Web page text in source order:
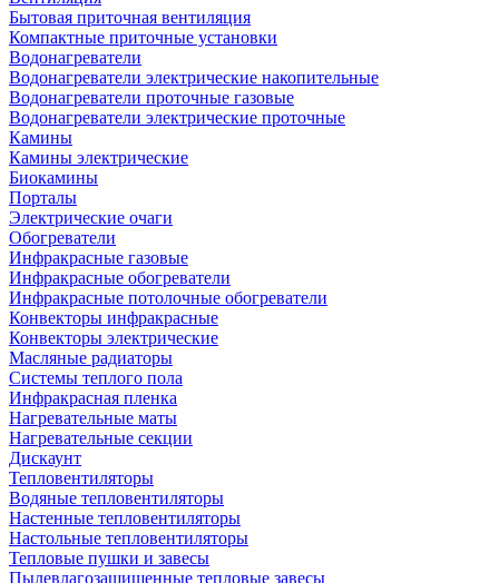
Бытовая приточная вентиляция
Компактные приточные установки
Водонагреватели
Водонагреватели электрические накопительные
Водонагреватели проточные газовые
Водонагреватели электрические проточные
Камины
Камины электрические
Биокамины
Порталы
Электрические очаги
Обогреватели
Инфракрасные газовые
Инфракрасные обогреватели
Инфракрасные потолочные обогреватели
Конвекторы инфракрасные
Конвекторы электрические
Масляные радиаторы
Системы теплого пола
Инфракрасная пленка
Нагревательные маты
Нагревательные секции
Дискаунт
Тепловентиляторы
Водяные тепловентиляторы
Настенные тепловентиляторы
Настольные тепловентиляторы
Тепловые пушки и завесы
Пылевлагозащищенные тепловые завесы